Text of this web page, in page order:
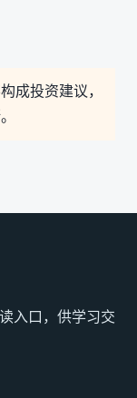
成投资建议，
入口，供学习交